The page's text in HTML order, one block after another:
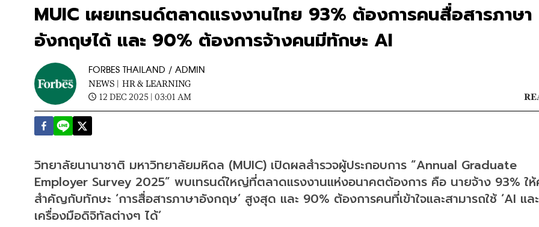
MUIC เผยเทรนด์ตลาดแรงงานไทย 93% ต้องการคนสื่อสารภาษา
อังกฤษได้ และ 90% ต้องการจ้างคนมีทักษะ AI
FORBES THAILAND / ADMIN
NEWS | HR & LEARNING
12 DEC 2025 | 03:01 AM
วิทยาลัยนานาชาติ มหาวิทยาลัยมหิดล (MUIC) เปิดผลสำรวจผู้ประกอบการ “Annual Graduate
Employer Survey 2025” พบเทรนด์ใหญ่ที่ตลาดแรงงานแห่งอนาคตต้องการ คือ นายจ้าง 93% ให้
สำคัญกับทักษะ ‘การสื่อสารภาษาอังกฤษ’ สูงสุด และ 90% ต้องการคนที่เข้าใจและสามารถใช้ ‘AI และ
เครื่องมือดิจิทัลต่างๆ ได้’